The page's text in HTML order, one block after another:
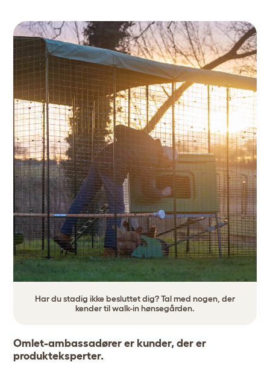
Har du stadig ikke besluttet dig? Tal med nogen, der
kender til walk-in hønsegården.
Omlet-ambassadører er kunder, der er
produkteksperter.